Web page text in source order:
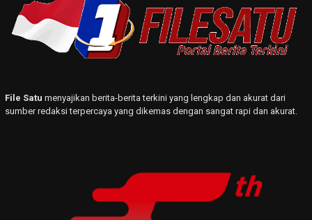
File Satu menyajikan berita-berita terkini yang lengkap dan akurat dari
sumber redaksi terpercaya yang dikemas dengan sangat rapi dan akurat.